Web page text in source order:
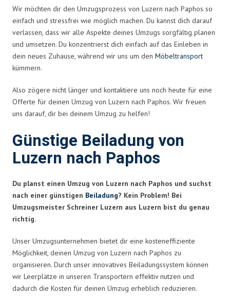
Wir möchten dir den Umzugsprozess von Luzern nach Paphos so
einfach und stressfrei wie möglich machen. Du kannst dich darauf
verlassen, dass wir alle Aspekte deines Umzugs sorgfältig planen
und umsetzen. Du konzentrierst dich einfach auf das Einleben in
dein neues Zuhause, während wir uns um den Möbeltransport
kümmern.
Also zögere nicht länger und kontaktiere uns noch heute für eine
Offerte für deinen Umzug von Luzern nach Paphos. Wir freuen
uns darauf, dir bei deinem Umzug zu helfen!
Günstige Beiladung von
Luzern nach Paphos
Du planst einen Umzug von Luzern nach Paphos und suchst
nach einer günstigen Beiladung? Kein Problem! Bei
Umzugsmeister Schreiner Luzern aus Luzern bist du genau
richtig.
Unser Umzugsunternehmen bietet dir eine kosteneffiziente
Möglichkeit, deinen Umzug von Luzern nach Paphos zu
organisieren. Durch unser innovatives Beiladungssystem können
wir Leerplätze in unseren Transportern effektiv nutzen und
dadurch die Kosten für deinen Umzug erheblich reduzieren.